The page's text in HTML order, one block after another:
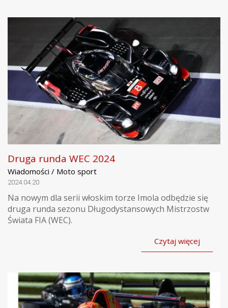
Druga runda WEC 2024
Wiadomości / Moto sport
2024.04.20
Na nowym dla serii włoskim torze Imola odbędzie się
druga runda sezonu Długodystansowych Mistrzostw
Świata FIA (WEC).
Czytaj więcej